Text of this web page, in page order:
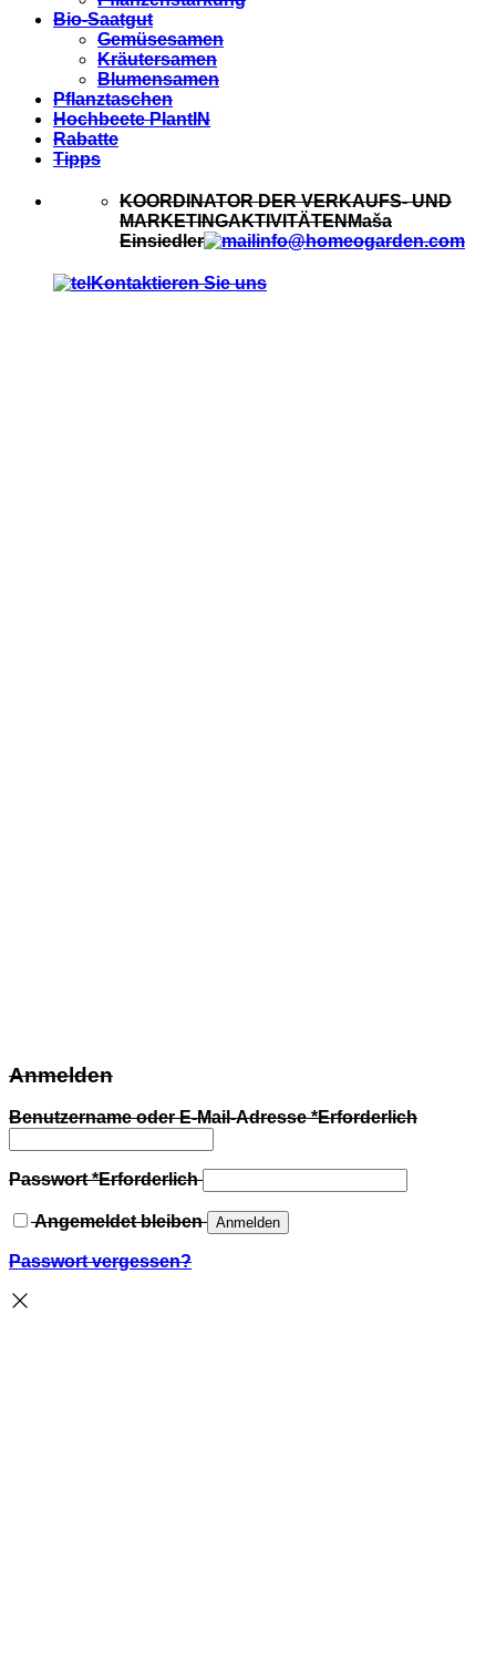
Bio-Saatgut
Gemüsesamen
Kräutersamen
Blumensamen
Pflanztaschen
Hochbeete PlantIN
Rabatte
Tipps
KOORDINATOR DER VERKAUFS- UND
MARKETINGAKTIVITÄTENMaša
Einsiedler
info@homeogarden.com
Kontaktieren Sie uns
Anmelden
Benutzername oder E-Mail-Adresse*Erforderlich
Passwort*Erforderlich
Angemeldet bleiben Anmelden
Passwort vergessen?